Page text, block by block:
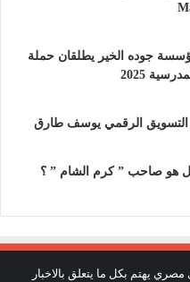
جوده الخير يطلقان حملة
2025
الرقمي يوسف طارق
هو صاحب ” كرم الشام ” ؟
يهتم بكل ما يتعلق بالاخبار